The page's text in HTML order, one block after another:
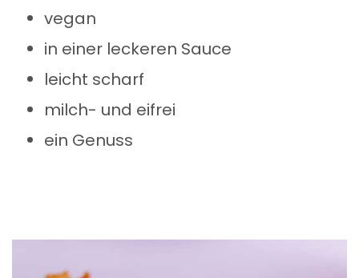
vegan
in einer leckeren Sauce
leicht scharf
milch- und eifrei
ein Genuss